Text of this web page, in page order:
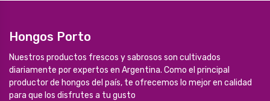
Hongos Porto
Nuestros productos frescos y sabrosos son cultivados
diariamente por expertos en Argentina. Como el principal
productor de hongos del país, te ofrecemos lo mejor en calidad
para que los disfrutes a tu gusto